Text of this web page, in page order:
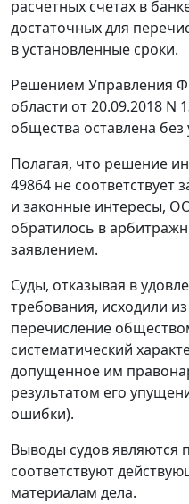
расчетных счетах в
достаточных для
в установленные сроки.
Решением Управления
области от 20.09.2018 N
общества оставлена без
Полагая, что решение
49864 не соответствует
и законные интересы,
обратилось в
заявлением.
Суды, отказывая в
требования, исходили
перечисление
систематический
допущенное им
результатом его
ошибки).
Выводы судов являются
соответствуют
материалам дела.